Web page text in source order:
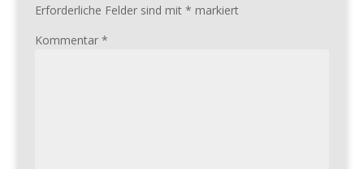
Erforderliche Felder sind mit * markiert
Kommentar *